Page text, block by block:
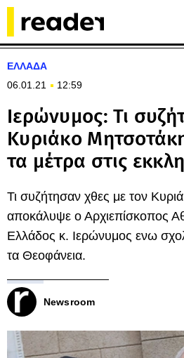
ΕΛΛΑΔΑ
06.01.21
12:59
Ιερώνυμος: Τι
Κυριάκο Μητσοτάκη
τα μέτρα στις
Τι συζήτησαν χθες με τον
αποκάλυψε ο Αρχιεπίσκοπος
Ελλάδος κ. Ιερώνυμος ενω
τα Θεοφάνεια.
Newsroom